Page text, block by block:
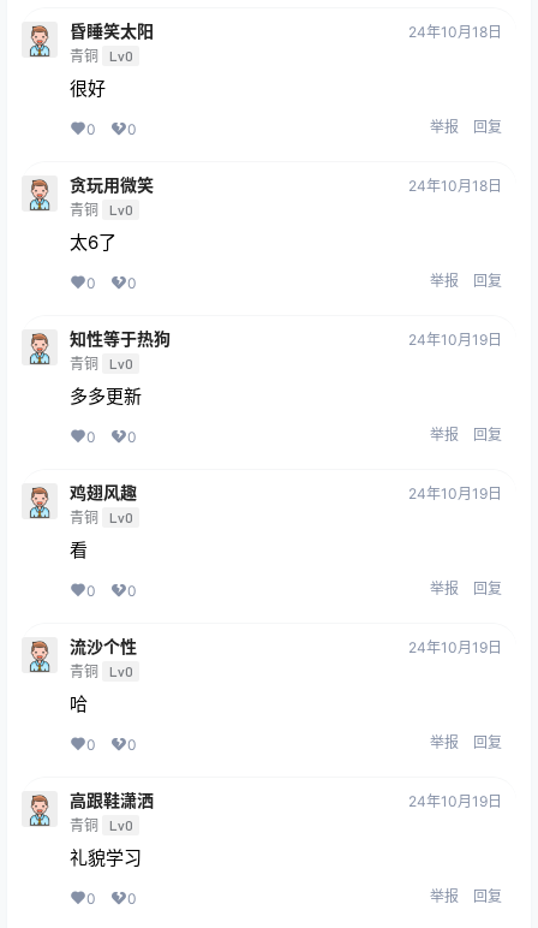
昏睡笑太阳
青铜 Lv0
24年10月18日
很好
0 0 举报 回复
贪玩用微笑
青铜 Lv0
24年10月18日
太6了
0 0 举报 回复
知性等于热狗
青铜 Lv0
24年10月19日
多多更新
0 0 举报 回复
鸡翅风趣
青铜 Lv0
24年10月19日
看
0 0 举报 回复
流沙个性
青铜 Lv0
24年10月19日
哈
0 0 举报 回复
高跟鞋潇洒
青铜 Lv0
24年10月19日
礼貌学习
0 0 举报 回复